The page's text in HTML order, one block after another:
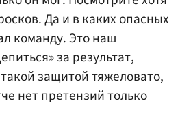
Да и в каких опасных
команду. Это наш
за результат,
защитой тяжеловато,
нет претензий только